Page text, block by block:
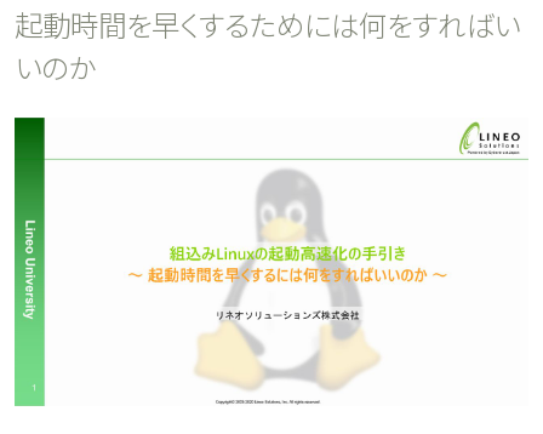
起動時間を早くするためには何をすればい
いのか